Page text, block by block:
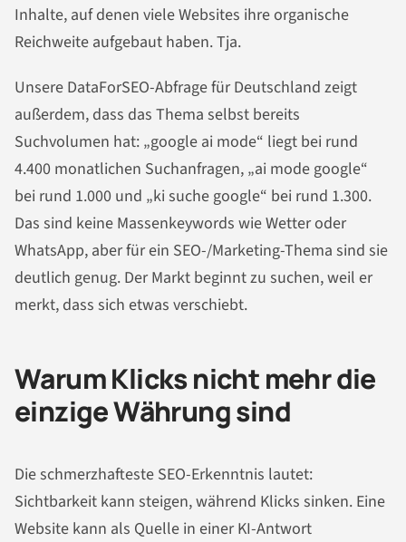
Inhalte, auf denen viele Websites ihre organische
Reichweite aufgebaut haben. Tja.
Unsere DataForSEO-Abfrage für Deutschland zeigt
außerdem, dass das Thema selbst bereits
Suchvolumen hat: „google ai mode“ liegt bei rund
4.400 monatlichen Suchanfragen, „ai mode google“
bei rund 1.000 und „ki suche google“ bei rund 1.300.
Das sind keine Massenkeywords wie Wetter oder
WhatsApp, aber für ein SEO-/Marketing-Thema sind sie
deutlich genug. Der Markt beginnt zu suchen, weil er
merkt, dass sich etwas verschiebt.
Warum Klicks nicht mehr die
einzige Währung sind
Die schmerzhafteste SEO-Erkenntnis lautet:
Sichtbarkeit kann steigen, während Klicks sinken. Eine
Website kann als Quelle in einer KI-Antwort